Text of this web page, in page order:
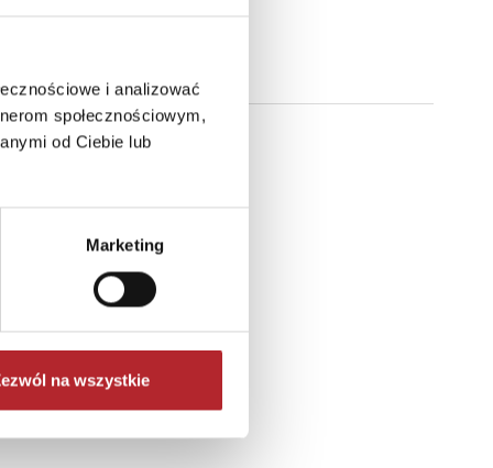
i analizować
społecznościowym,
od Ciebie lub
Marketing
na wszystkie